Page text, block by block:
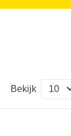
Bekijk